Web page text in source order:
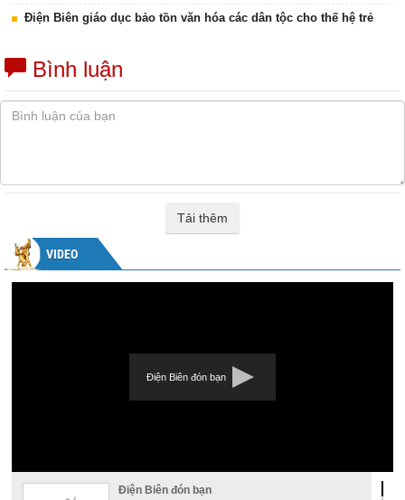
Điện Biên giáo dục bảo tồn văn hóa các dân tộc cho thế hệ trẻ
Bình luận
Tải thêm
VIDEO
Điện Biên đón bạn
Điện Biên đón bạn